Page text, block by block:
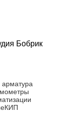
арматура
КИП